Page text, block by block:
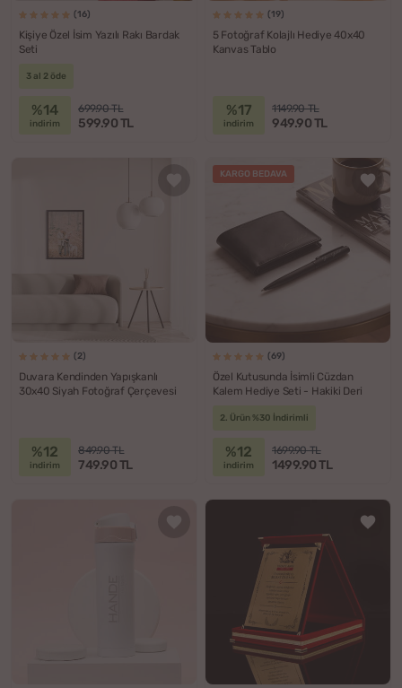
(16)
Kişiye Özel İsim Yazılı Rakı Bardak
Seti
3 al 2 öde
%14
indirim
699.90 TL
599.90 TL
(19)
5 Fotoğraf Kolajlı Hediye 40x40
Kanvas Tablo
%17
indirim
1149.90 TL
949.90 TL
(2)
Duvara Kendinden Yapışkanlı
30x40 Siyah Fotoğraf Çerçevesi
%12
indirim
849.90 TL
749.90 TL
KARGO BEDAVA
(69)
Özel Kutusunda İsimli Cüzdan
Kalem Hediye Seti - Hakiki Deri
2. Ürün %30 İndirimli
%12
indirim
1699.90 TL
1499.90 TL